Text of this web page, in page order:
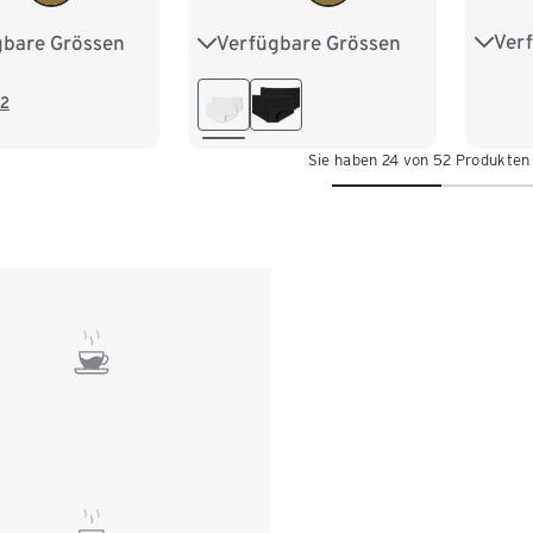
Grössen
40 42 Verfügbare Grössen
36 38 40 42 36
Sie haben 24 von 52